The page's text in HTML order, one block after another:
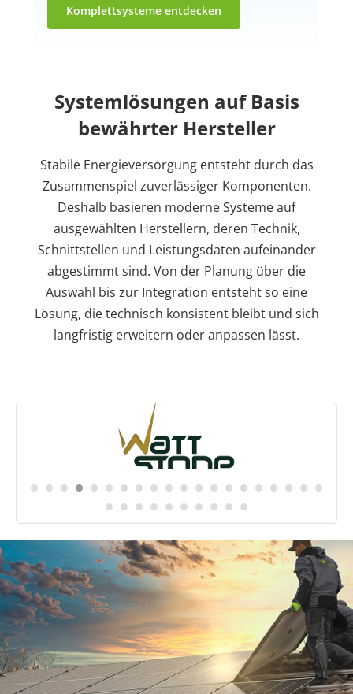
Komplettsysteme entdecken
Systemlösungen auf Basis
bewährter Hersteller
Stabile Energieversorgung entsteht durch das
Zusammenspiel zuverlässiger Komponenten.
Deshalb basieren moderne Systeme auf
ausgewählten Herstellern, deren Technik,
Schnittstellen und Leistungsdaten aufeinander
abgestimmt sind. Von der Planung über die
Auswahl bis zur Integration entsteht so eine
Lösung, die technisch konsistent bleibt und sich
langfristig erweitern oder anpassen lässt.